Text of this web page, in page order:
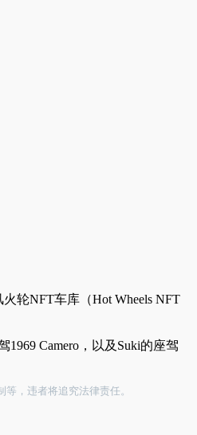
轮NFT车库（Hot Wheels NFT
1969 Camero，以及Suki的座驾
，违者将追究法律责任。